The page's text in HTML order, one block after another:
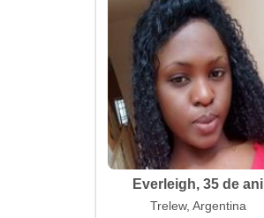
Everleigh, 35 de ani
Trelew, Argentina